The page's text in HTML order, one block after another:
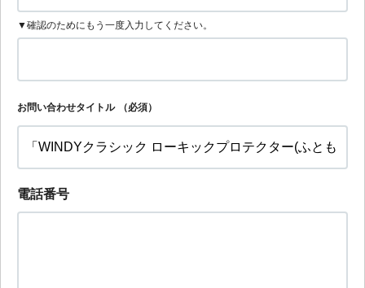
▼確認のためにもう一度入力してください。
お問い合わせタイトル （必須）
電話番号